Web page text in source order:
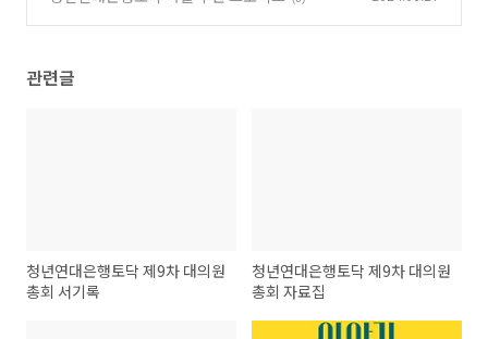
관련글
청년연대은행토닥 제9차 대의원
총회 서기록
청년연대은행토닥 제9차 대의원
총회 자료집